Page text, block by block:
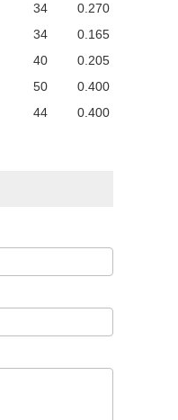
34
0.270
34
0.165
40
0.205
50
0.400
44 0.400